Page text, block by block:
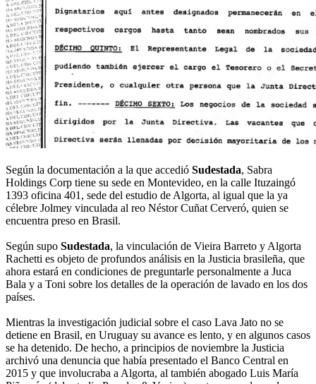
Según la documentación a la que accedió Sudestada, Sabra
Holdings Corp tiene su sede en Montevideo, en la calle Ituzaingó
1393 oficina 401, sede del estudio de Algorta, al igual que la ya
célebre Jolmey vinculada al reo Néstor Cuñat Cerveró, quien se
encuentra preso en Brasil.
Según supo Sudestada, la vinculación de Vieira Barreto y Algorta
Rachetti es objeto de profundos análisis en la Justicia brasileña, que
ahora estará en condiciones de preguntarle personalmente a Juca
Bala y a Toni sobre los detalles de la operación de lavado en los dos
países.
Mientras la investigación judicial sobre el caso Lava Jato no se
detiene en Brasil, en Uruguay su avance es lento, y en algunos casos
se ha detenido. De hecho, a principios de noviembre la Justicia
archivó una denuncia que había presentado el Banco Central en
2015 y que involucraba a Algorta, al también abogado Luis María